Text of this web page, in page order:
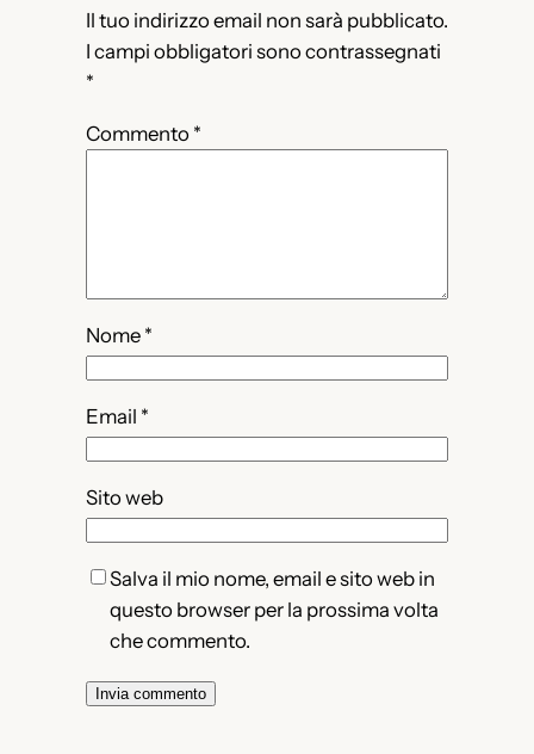
Il tuo indirizzo email non sarà pubblicato.
I campi obbligatori sono contrassegnati
*
Commento *
Nome *
Email *
Sito web
Salva il mio nome, email e sito web in
questo browser per la prossima volta
che commento.